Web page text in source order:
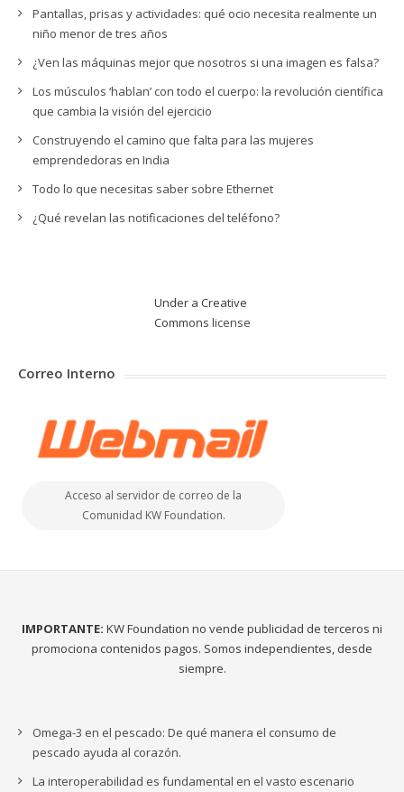
Pantallas, prisas y actividades: qué ocio necesita realmente un
niño menor de tres años
¿Ven las máquinas mejor que nosotros si una imagen es falsa?
Los músculos ‘hablan’ con todo el cuerpo: la revolución científica
que cambia la visión del ejercicio
Construyendo el camino que falta para las mujeres
emprendedoras en India
Todo lo que necesitas saber sobre Ethernet
¿Qué revelan las notificaciones del teléfono?
Under a Creative
Commons license
Correo Interno
Acceso al servidor de correo de la
Comunidad KW Foundation.
IMPORTANTE: KW Foundation no vende publicidad de terceros ni
promociona contenidos pagos. Somos independientes, desde
siempre.
Omega-3 en el pescado: De qué manera el consumo de
pescado ayuda al corazón.
La interoperabilidad es fundamental en el vasto escenario